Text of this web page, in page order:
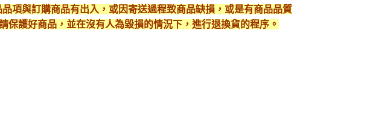
項與訂購商品有出入，或因寄送過程致商品缺損，或是有商品品質
保護好商品，並在沒有人為毀損的情況下，進行退換貨的程序。